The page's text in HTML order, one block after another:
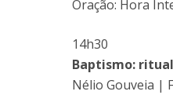
Oração: Hora
14h30
Baptismo:
Nélio Gouveia |